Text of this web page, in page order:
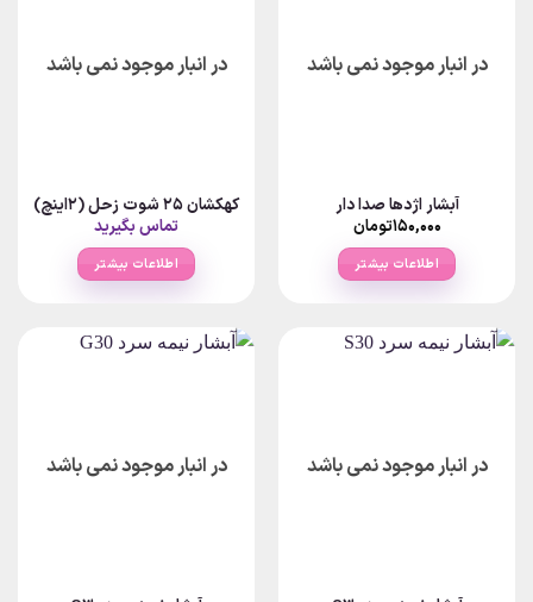
در انبار موجود نمی باشد
آبشار اژدها صدا دار
۱۵۰,۰۰۰تومان
اطلاعات بیشتر
در انبار موجود نمی باشد
کهکشان 25 شوت زحل (2اینچ)
تماس بگیرید
اطلاعات بیشتر
در انبار موجود نمی باشد در انبار موجود نمی باشد